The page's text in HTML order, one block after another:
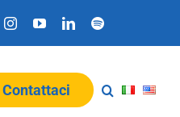
Contattaci